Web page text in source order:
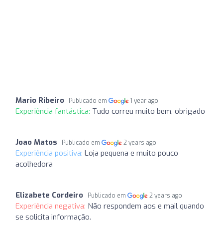
Mario Ribeiro Publicado em 1 year ago
Experiência fantástica: Tudo correu muito bem, obrigado
Joao Matos Publicado em 2 years ago
Experiência positiva: Loja pequena e muito pouco
acolhedora
Elizabete Cordeiro Publicado em 2 years ago
Experiência negativa: Não respondem aos e mail quando
se solicita informação.